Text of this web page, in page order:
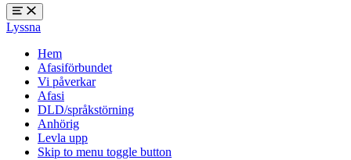
Öppna
meny:
%s
Lyssna
Hem
Afasiförbundet
Vi påverkar
Afasi
DLD/språkstörning
Anhörig
Levla upp
Skip to menu toggle button